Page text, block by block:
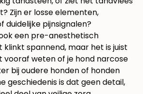
Zijn er losse elementen,
duidelijke pijnsignalen?
een pre-anesthetisch
klinkt spannend, maar het is juist
vooraf weten of je hond narcose
bij oudere honden of honden
geschiedenis is dat geen detail,